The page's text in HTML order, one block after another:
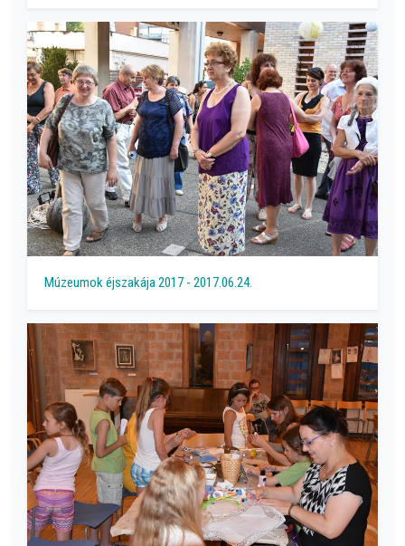
Múzeumok éjszakája 2017 - 2017.06.24.